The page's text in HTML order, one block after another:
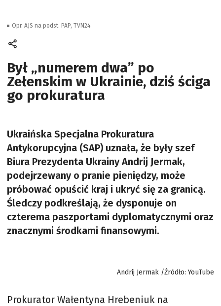
Był „numerem dwa” po
Zełenskim w Ukrainie, dziś ściga
go prokuratura
Ukraińska Specjalna Prokuratura
Antykorupcyjna (SAP) uznała, że były szef
Biura Prezydenta Ukrainy Andrij Jermak,
podejrzewany o pranie pieniędzy, może
próbować opuścić kraj i ukryć się za granicą.
Śledczy podkreślają, że dysponuje on
czterema paszportami dyplomatycznymi oraz
znacznymi środkami finansowymi.
Andrij Jermak /Źródło: YouTube
Prokurator Wałentyna Hrebeniuk na
Opr. AJS na podst. PAP, TVN24